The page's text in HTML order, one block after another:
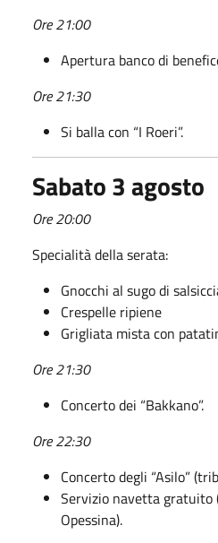
Ore 21:00
Apertura banco di
Ore 21:30
Si balla con “I Roeri”.
Sabato 3 agosto
Ore 20:00
Specialità della serata:
Gnocchi al sugo di
Crespelle ripiene
Grigliata mista con
Ore 21:30
Concerto dei “Bakkano”.
Ore 22:30
Concerto degli “Asilo”
Servizio navetta gratuito
Opessina).